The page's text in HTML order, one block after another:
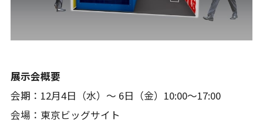
展示会概要
会期：12月4日（水）～ 6日（金）10:00～17:00
会場：東京ビッグサイト